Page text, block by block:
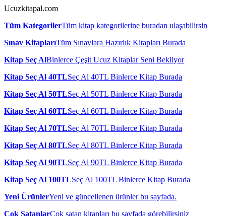
Ucuzkitapal.com
Tüm KategorilerTüm kitap kategorilerine buradan ulaşabilirsin
Sınav KitaplarıTüm Sınavlara Hazırlık Kitapları Burada
Kitap Seç AlBinlerce Çeşit Ucuz Kitaplar Seni Bekliyor
Kitap Seç Al 40TLSeç Al 40TL Binlerce Kitap Burada
Kitap Seç Al 50TLSeç Al 50TL Binlerce Kitap Burada
Kitap Seç Al 60TLSeç Al 60TL Binlerce Kitap Burada
Kitap Seç Al 70TLSeç Al 70TL Binlerce Kitap Burada
Kitap Seç Al 80TLSeç Al 80TL Binlerce Kitap Burada
Kitap Seç Al 90TLSeç Al 90TL Binlerce Kitap Burada
Kitap Seç Al 100TLSeç Al 100TL Binlerce Kitap Burada
Yeni ÜrünlerYeni ve güncellenen ürünler bu sayfada.
Çok SatanlarÇok satan kitapları bu sayfada görebilirsiniz